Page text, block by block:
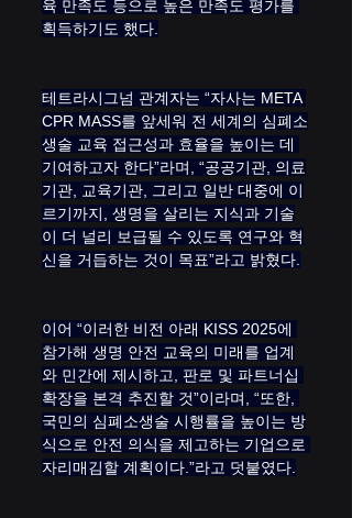
육 만족도 등으로 높은 만족도 평가를
획득하기도 했다.
테트라시그넘 관계자는 “자사는 META
CPR MASS를 앞세워 전 세계의 심폐소
생술 교육 접근성과 효율을 높이는 데
기여하고자 한다”라며, “공공기관, 의료
기관, 교육기관, 그리고 일반 대중에 이
르기까지, 생명을 살리는 지식과 기술
이 더 널리 보급될 수 있도록 연구와 혁
신을 거듭하는 것이 목표”라고 밝혔다.
이어 “이러한 비전 아래 KISS 2025에
참가해 생명 안전 교육의 미래를 업계
와 민간에 제시하고, 판로 및 파트너십
확장을 본격 추진할 것”이라며, “또한,
국민의 심폐소생술 시행률을 높이는 방
식으로 안전 의식을 제고하는 기업으로
자리매김할 계획이다.”라고 덧붙였다.